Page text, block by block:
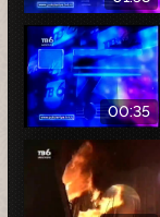
00:35